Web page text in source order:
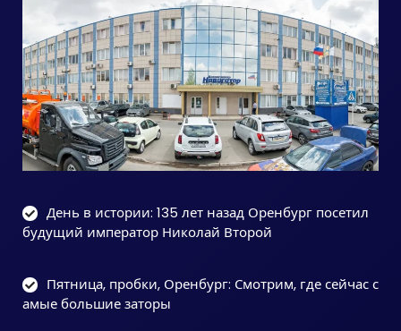
День в истории: 135 лет назад Оренбург посетил
будущий император Николай Второй
Пятница, пробки, Оренбург: Смотрим, где сейчас с
амые большие заторы